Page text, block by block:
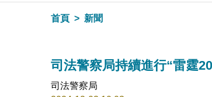
首頁 新聞
司法警察局持續進行“雷霆
司法警察局